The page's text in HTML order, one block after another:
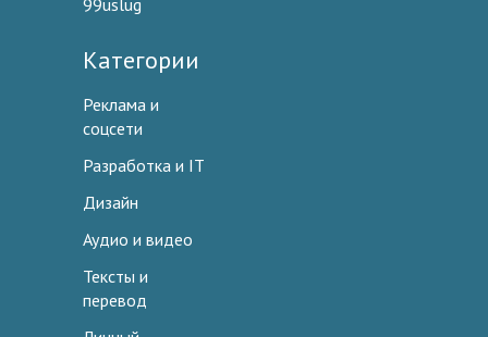
99uslug
Категории
Реклама и
соцсети
Разработка и IT
Дизайн
Аудио и видео
Тексты и
перевод